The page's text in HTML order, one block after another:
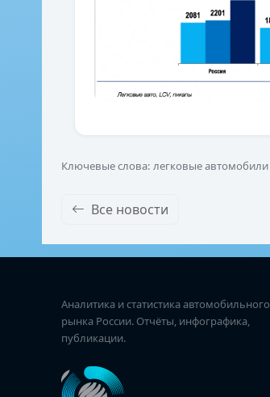
Ключевые слова: легковые автомобили
Все новости
Аналитика и статистика автомобильного
рынка России. Отчёты, инфографика,
публикации.